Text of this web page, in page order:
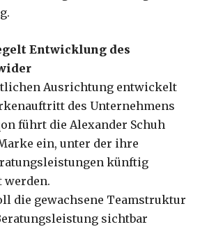
Entwicklung des
Ausrichtung entwickelt
des Unternehmens
führt die Alexander Schuh
ein, unter der ihre
künftig
werden.
die gewachsene Teamstruktur
sichtbar